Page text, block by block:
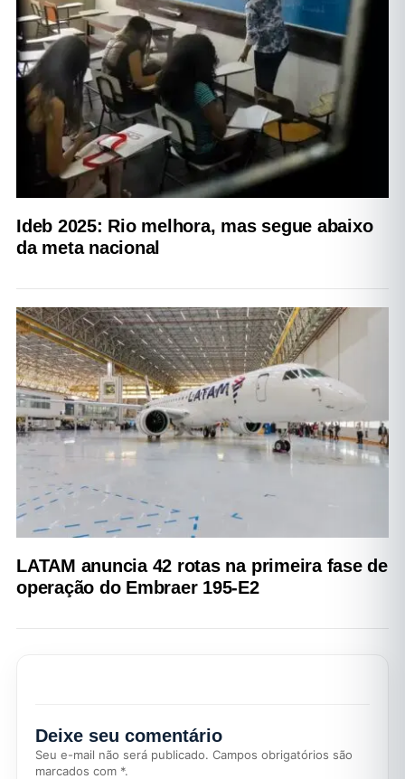
Ideb 2025: Rio melhora, mas segue abaixo
da meta nacional
LATAM anuncia 42 rotas na primeira fase de
operação do Embraer 195-E2
Deixe seu comentário
Seu e-mail não será publicado. Campos obrigatórios são
marcados com *.